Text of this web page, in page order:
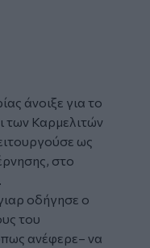
άνοιξε για το
των Καρμελιτών
ως
στο
οδήγησε ο
του
ανέφερε– να